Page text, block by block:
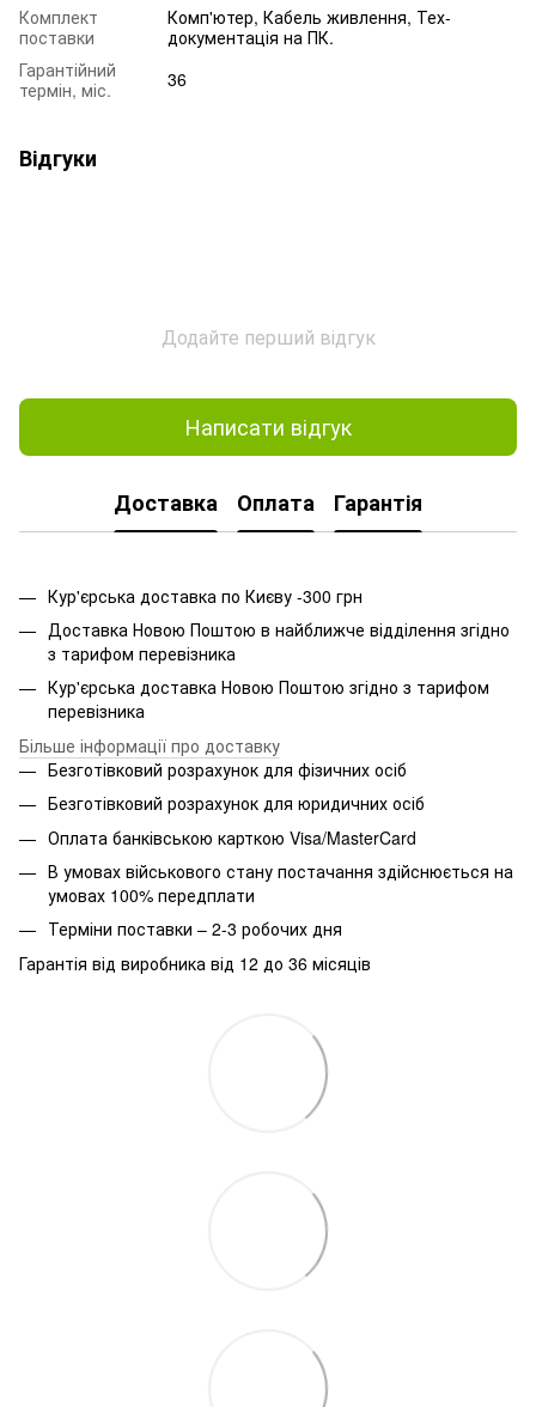
Комплект
поставки
Комп'ютер, Кабель живлення, Тех-
документація на ПК.
Гарантійний
термін, міс.
36
Відгуки
Додайте перший відгук
Написати відгук
Доставка Оплата Гарантія
Кур'єрська доставка по Києву -300 грн
Доставка Новою Поштою в найближче відділення згідно
з тарифом перевізника
Кур'єрська доставка Новою Поштою згідно з тарифом
перевізника
Більше інформації про доставку
Безготівковий розрахунок для фізичних осіб
Безготівковий розрахунок для юридичних осіб
Оплата банківською карткою Visa/MasterCard
В умовах військового стану постачання здійснюється на
умовах 100% передплати
Терміни поставки – 2-3 робочих дня
Гарантія від виробника від 12 до 36 місяців